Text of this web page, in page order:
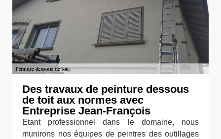
Des travaux de peinture dessous
de toit aux normes avec
Entreprise Jean-François
Etant professionnel dans le domaine, nous
munirons nos équipes de peintres des outillages